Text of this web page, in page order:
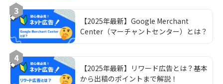
3
【2025年最新】Google Merchant
Center（マーチャントセンター）とは？
無料掲載から運用術まで設定・活用法
4
【2025年最新】リワード広告とは？基本
から出稿のポイントまで解説！